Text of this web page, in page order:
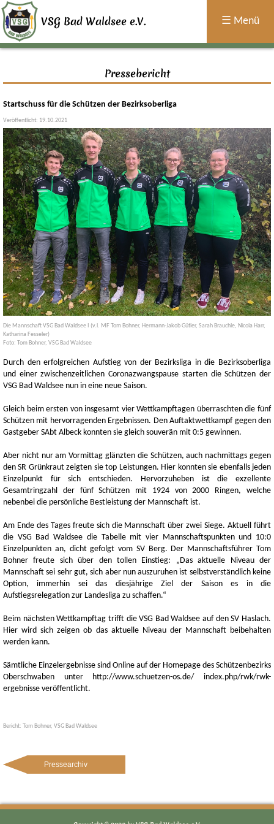
VSG Bad Waldsee e.V. ☰ Menü
×
Home
Sport
Termine
Uns
Jugend
Historie
Allgemein
Pressebericht
Startschuss für die Schützen der Bezirksoberliga
Veröffentlicht: 19.10.2021
Die Mannschaft VSG Bad Waldsee I (v.l. MF Tom Bohner, Hermann-Jakob Gütler, Sarah Brauchle, Nicola Harr,
Katharina Fesseler)
Foto: Tom Bohner, VSG Bad Waldsee
Durch den erfolgreichen Aufstieg von der Bezirksliga in die Bezirksoberliga
und einer zwischenzeitlichen Coronazwangspause starten die Schützen der
VSG Bad Waldsee nun in eine neue Saison.
Gleich beim ersten von insgesamt vier Wettkampftagen überraschten die fünf
Schützen mit hervorragenden Ergebnissen. Den Auftaktwettkampf gegen den
Gastgeber SAbt Albeck konnten sie gleich souverän mit 0:5 gewinnen.
Aber nicht nur am Vormittag glänzten die Schützen, auch nachmittags gegen
den SR Grünkraut zeigten sie top Leistungen. Hier konnten sie ebenfalls jeden
Einzelpunkt für sich entschieden. Hervorzuheben ist die exzellente
Gesamtringzahl der fünf Schützen mit 1924 von 2000 Ringen, welche
nebenbei die persönliche Bestleistung der Mannschaft ist.
Am Ende des Tages freute sich die Mannschaft über zwei Siege. Aktuell führt
die VSG Bad Waldsee die Tabelle mit vier Mannschaftspunkten und 10:0
Einzelpunkten an, dicht gefolgt vom SV Berg. Der Mannschaftsführer Tom
Bohner freute sich über den tollen Einstieg: „Das aktuelle Niveau der
Mannschaft sei sehr gut, sich aber nun auszuruhen ist selbstverständlich keine
Option, immerhin sei das diesjährige Ziel der Saison es in die
Aufstiegsrelegation zur Landesliga zu schaffen.“
Beim nächsten Wettkampftag trifft die VSG Bad Waldsee auf den SV Haslach.
Hier wird sich zeigen ob das aktuelle Niveau der Mannschaft beibehalten
werden kann.
Sämtliche Einzelergebnisse sind Online auf der Homepage des Schützenbezirks
Oberschwaben unter http://www.schuetzen-os.de/ index.php/rwk/rwk-
ergebnisse veröffentlicht.
Bericht: Tom Bohner, VSG Bad Waldsee
Pressearchiv